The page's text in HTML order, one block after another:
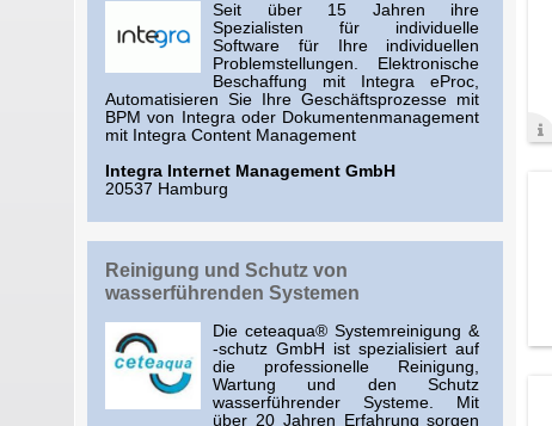
Seit über 15 Jahren ihre
Spezialisten für individuelle
Software für Ihre individuellen
Problemstellungen. Elektronische
Beschaffung mit Integra eProc,
Automatisieren Sie Ihre Geschäftsprozesse mit
BPM von Integra oder Dokumentenmanagement
mit Integra Content Management
Integra Internet Management GmbH
20537 Hamburg
Reinigung und Schutz von
wasserführenden Systemen
Die ceteaqua® Systemreinigung &
-schutz GmbH ist spezialisiert auf
die professionelle Reinigung,
Wartung und den Schutz
wasserführender Systeme. Mit
über 20 Jahren Erfahrung sorgen